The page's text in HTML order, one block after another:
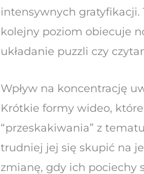
intensywnych gratyfikacji.
kolejny poziom obiecuje
układanie puzzli czy
Wpływ na koncentrację
Krótkie formy wideo,
“przeskakiwania” z
trudniej jej się skupić na
zmianę, gdy ich pociechy